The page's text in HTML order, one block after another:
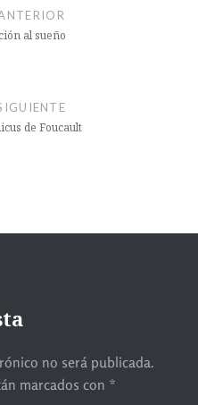
al sueño
de Foucault
no será publicada.
marcados con *